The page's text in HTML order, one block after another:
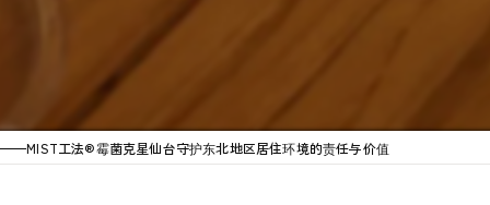
工法®霉菌克星仙台守护东北地区居住环境的责任与价值